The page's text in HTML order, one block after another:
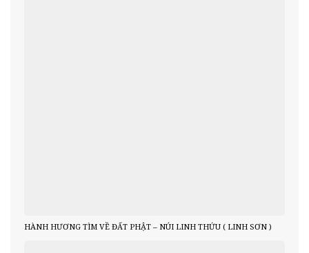
HÀNH HƯƠNG TÌM VỀ ĐẤT PHẬT – NÚI LINH THỨU ( LINH SƠN )